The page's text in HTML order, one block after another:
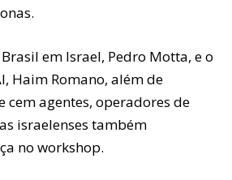
em Israel, Pedro Motta, e o
Haim Romano, além de
agentes, operadores de
israelenses também
no workshop.